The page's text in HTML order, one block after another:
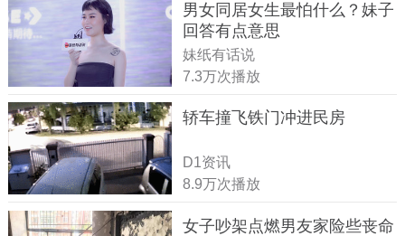
男女同居女生最怕什么？妹子
回答有点意思
妹纸有话说
7.3万次播放
轿车撞飞铁门冲进民房
D1资讯
8.9万次播放
女子吵架点燃男友家险些丧命